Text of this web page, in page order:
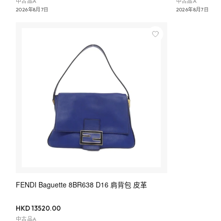
2026年8月7日 2026年8月7日
FENDI Baguette 8BR638 D16 肩背包 皮革
HKD 13520.00
中古品A